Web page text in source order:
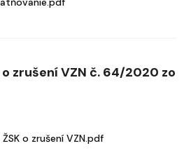
zrušení VZN č. 64/2020 zo
o zrušení VZN.pdf